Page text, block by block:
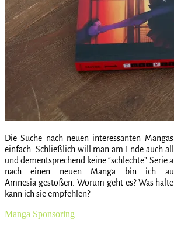
Die Suche nach neuen interessanten
einfach. Schließlich will man am Ende auch
und dementsprechend keine “schlechte” Serie
nach einen neuen Manga bin ich
Amnesia gestoßen. Worum geht es? Was
kann ich sie empfehlen?
Manga Sponsoring